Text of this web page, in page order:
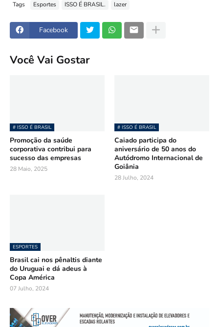
Tags Esportes ISSO É BRASIL. lazer
Facebook
Você Vai Gostar
# ISSO É BRASIL
Promoção da saúde
corporativa contribui para
sucesso das empresas
28 Maio, 2025
# ISSO É BRASIL
Caiado participa do
aniversário de 50 anos do
Autódromo Internacional de
Goiânia
28 Julho, 2024
ESPORTES
Brasil cai nos pênaltis diante
do Uruguai e dá adeus à
Copa América
07 Julho, 2024